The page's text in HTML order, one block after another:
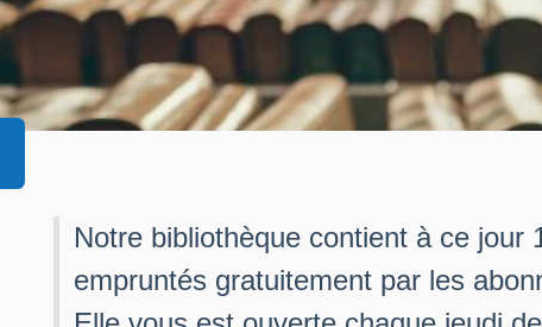
Notre bibliothèque contient à ce jour
empruntés gratuitement par les